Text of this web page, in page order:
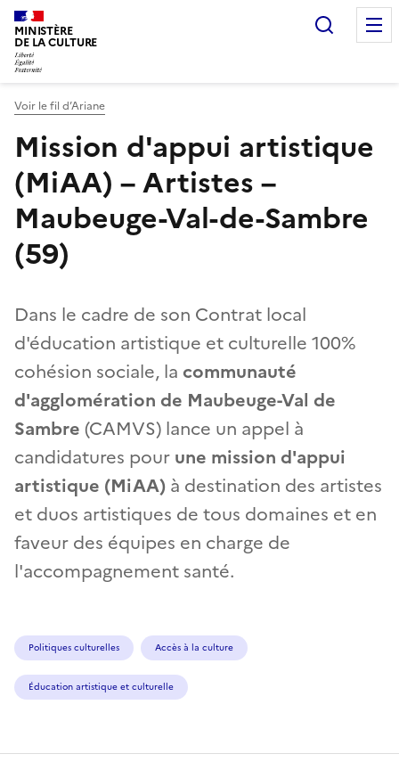
MINISTÈRE
DE LA CULTURE
Voir le fil d’Ariane
Mission d'appui artistique
(MiAA) – Artistes –
Maubeuge-Val-de-Sambre
(59)
Dans le cadre de son Contrat local
d'éducation artistique et culturelle 100%
cohésion sociale, la communauté
d'agglomération de Maubeuge-Val de
Sambre (CAMVS) lance un appel à
candidatures pour une mission d'appui
artistique (MiAA) à destination des artistes
et duos artistiques de tous domaines et en
faveur des équipes en charge de
l'accompagnement santé.
Politiques culturelles Accès à la culture
Éducation artistique et culturelle